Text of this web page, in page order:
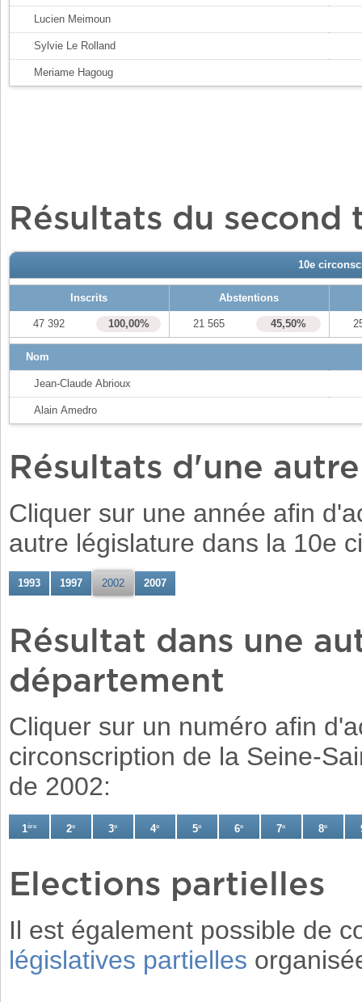
Lucien Meimoun
Sylvie Le Rolland
Meriame Hagoug
Résultats du second
10e
Inscrits Abstentions
47 392 100,00% 21 565 45,50%
Nom
Jean-Claude Abrioux
Alain Amedro
Résultats d'une
Cliquer sur une année afin
autre législature dans la 10e
1993 1997 2002 2007
Résultat dans une
département
Cliquer sur un numéro afin
circonscription de la Seine-
de 2002:
1ère 2e 3e 4e 5e 6e 7e 8e
Elections partielles
Il est également possible de
législatives partielles